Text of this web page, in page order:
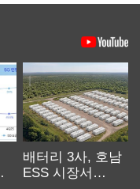
배터리 3사, 호남
ESS 시장서